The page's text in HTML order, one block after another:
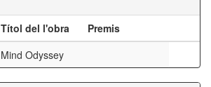
Títol del l'obra
Premis
Mind Odyssey